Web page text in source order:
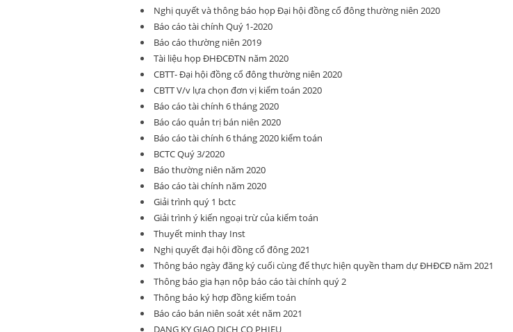
Nghị quyết và thông báo họp Đại hội đồng cổ đông thường niên 2020
Báo cáo tài chính Quý 1-2020
Báo cáo thường niên 2019
Tài liệu họp ĐHĐCĐTN năm 2020
CBTT- Đại hội đồng cổ đông thường niên 2020
CBTT V/v lựa chọn đơn vị kiểm toán 2020
Báo cáo tài chính 6 tháng 2020
Báo cáo quản trị bán niên 2020
Báo cáo tài chính 6 tháng 2020 kiểm toán
BCTC Quý 3/2020
Báo thường niên năm 2020
Báo cáo tài chính năm 2020
Giải trình quý 1 bctc
Giải trình ý kiến ngoại trừ của kiểm toán
Thuyết minh thay Inst
Nghị quyết đại hội đồng cổ đông 2021
Thông báo ngày đăng ký cuối cùng để thực hiện quyền tham dự ĐHĐCĐ năm 2021
Thông báo gia hạn nộp báo cáo tài chính quý 2
Thông báo ký hợp đồng kiểm toán
Báo cáo bán niên soát xét năm 2021
DANG KY GIAO DICH CO PHIEU